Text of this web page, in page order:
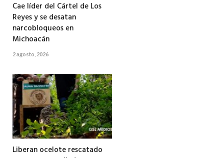
Cae líder del Cártel de Los
Reyes y se desatan
narcobloqueos en
Michoacán
2 agosto, 2026
Liberan ocelote rescatado